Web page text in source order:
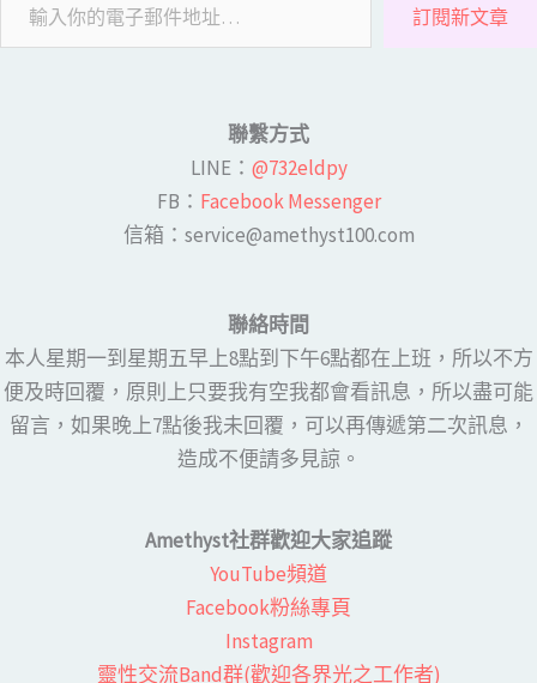
訂閱新文章
聯繫方式
LINE​： @732eldpy
FB：​ Facebook Messenger
​​信箱：service@amethyst100.com
聯絡時間
本人星期一到星期五早上8點到下午6點都在上班，所以不方
便及時回覆，原則上只要我有空我都會看訊息，所以盡可能
留言，如果晚上7點後我未回覆，可以再傳遞第二次訊息，
造成不便請多見諒。
Amethyst社群歡迎大家追蹤
YouTube頻道
Facebook粉絲專頁​
Instagram
靈性交流Band群(歡迎各界光之工作者)​